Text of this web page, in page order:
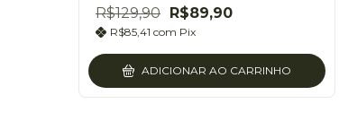
R$129,90 R$89,90
R$85,41 com Pix
ADICIONAR AO CARRINHO